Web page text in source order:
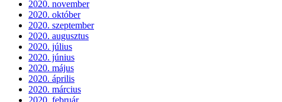
2020. november
2020. október
2020. szeptember
2020. augusztus
2020. július
2020. június
2020. május
2020. április
2020. március
2020. február